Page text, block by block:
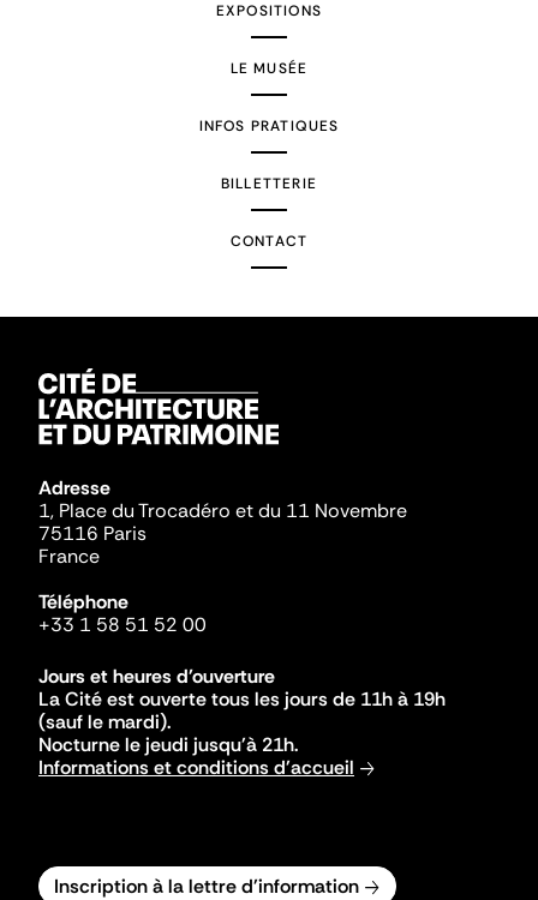
EXPOSITIONS
LE MUSÉE
INFOS PRATIQUES
BILLETTERIE
CONTACT
Adresse
1, Place du Trocadéro et du 11 Novembre
75116 Paris
France
Téléphone
+33 1 58 51 52 00
Jours et heures d'ouverture
La Cité est ouverte tous les jours de 11h à 19h
(sauf le mardi).
Nocturne le jeudi jusqu'à 21h.
Informations et conditions d'accueil
Inscription à la lettre d'information